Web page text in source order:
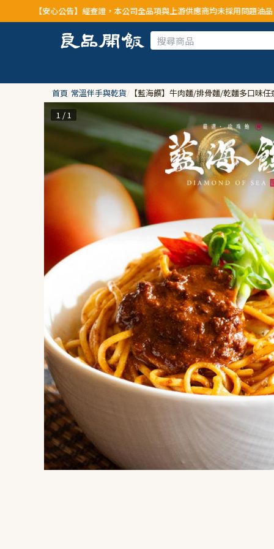
查證，本公司全品項與上游供應商均未採用問題油品，請安心購買食用
首頁/常溫伴手與乾貨/ 【藍海饌】牛肉麵/排骨麵/乾麵多口味任
1 / 1